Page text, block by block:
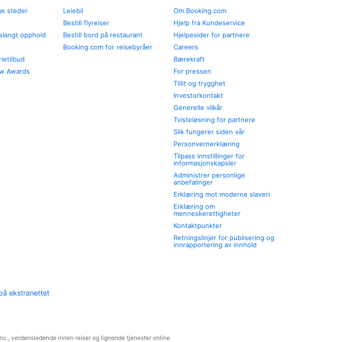
steder
opphold
Awards
Leiebil
Bestill flyreiser
Bestill bord på restaurant
Booking.com for reisebyråer
Om Booking.com
Hjelp fra Kundeservice
Hjelpesider for partnere
Careers
Bærekraft
For pressen
Tillit og trygghet
Investorkontakt
Generelle vilkår
Tvisteløsning for partnere
Slik fungerer siden vår
Personvernerklæring
Tilpass innstillinger for
informasjonskapsler
Administrer personlige
anbefalinger
Erklæring mot moderne slaveri
Erklæring om
menneskerettigheter
Kontaktpunkter
Retningslinjer for publisering og
innrapportering av innhold
ekstranettet
verdensledende innen reiser og lignende tjenester online.